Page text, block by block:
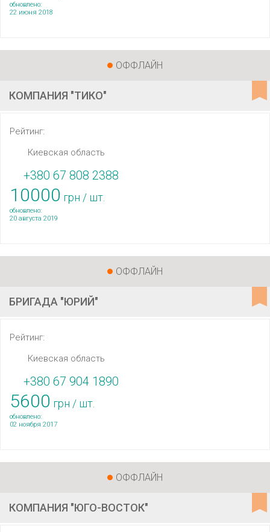
обновлено:
22 июня 2018
ОФФЛАЙН
КОМПАНИЯ "ТИКО"
Рейтинг:
Киевская область
+380 67 808 2388
10000 грн / шт.
обновлено:
20 августа 2019
ОФФЛАЙН
БРИГАДА "ЮРИЙ"
Рейтинг:
Киевская область
+380 67 904 1890
5600 грн / шт.
обновлено:
02 ноября 2017
ОФФЛАЙН
КОМПАНИЯ "ЮГО-ВОСТОК"